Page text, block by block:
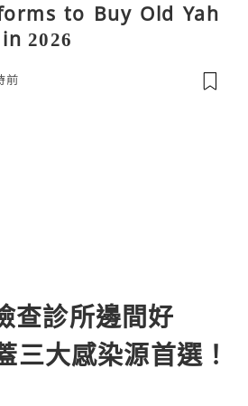
to Buy Old Yah
2026
前
查診所邊間好
三大感染源首選！